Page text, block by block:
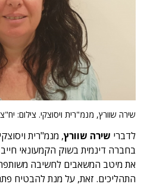
שירה שוורץ, מנמ"רית ויסוצקי. צילום: יח"צ
לדברי שירה שוורץ
בחברה דינמית בשוק הקמעונאי
את מיטב המשאבים לחשיבה
התהליכים. זאת, על מנת להבטיח